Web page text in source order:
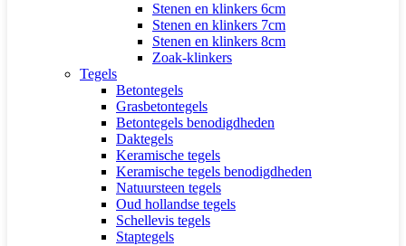
Stenen en klinkers 6cm
Stenen en klinkers 7cm
Stenen en klinkers 8cm
Zoak-klinkers
Tegels
Betontegels
Grasbetontegels
Betontegels benodigdheden
Daktegels
Keramische tegels
Keramische tegels benodigdheden
Natuursteen tegels
Oud hollandse tegels
Schellevis tegels
Staptegels